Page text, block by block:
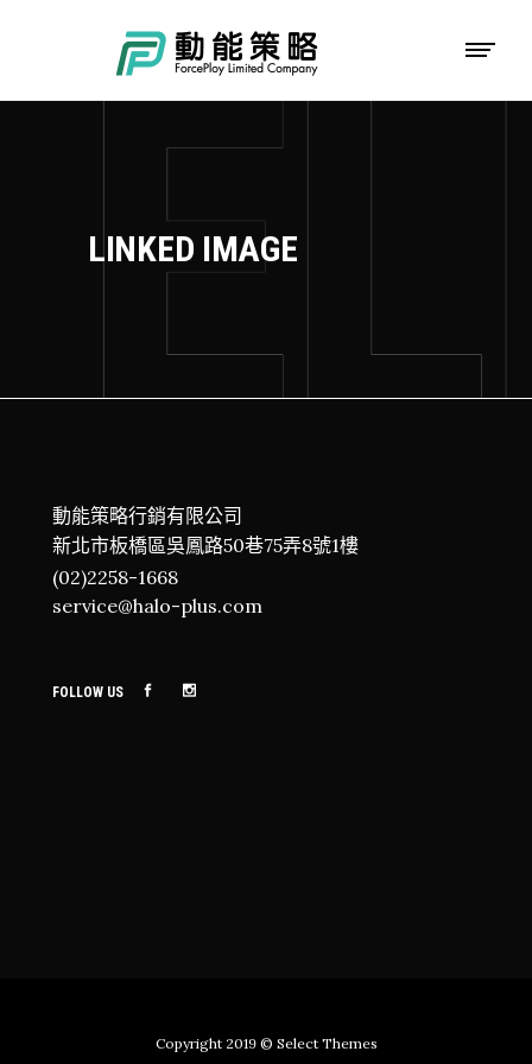
LINKED IMAGE
動能策略行銷有限公司
新北市板橋區吳鳳路50巷75弄8號1樓
(02)2258-1668
service@halo-plus.com
FOLLOW US
Copyright 2019 © Select Themes